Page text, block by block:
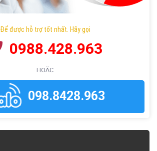
Để được hỗ trợ tốt nhất. Hãy gọi
0988.428.963
HOẶC
098.8428.963